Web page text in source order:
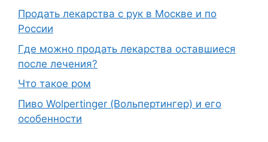
Продать лекарства с рук в Москве и по
России
Где можно продать лекарства оставшиеся
после лечения?
Что такое ром
Пиво Wolpertinger (Вольпертингер) и его
особенности